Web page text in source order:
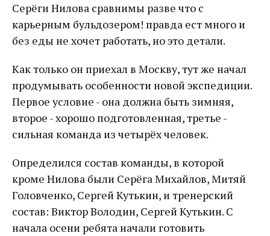
Серёги Нилова сравнимы разве что с
карьерным бульдозером! правда ест много и
без еды не хочет работать, но это детали.
Как только он приехал в Москву, тут же начал
продумывать особенности новой экспедиции.
Первое условие - она должна быть зимняя,
второе - хорошо подготовленная, третье -
сильная команда из четырёх человек.
Определился состав команды, в которой
кроме Нилова были Серёга Михайлов, Митяй
Головченко, Сергей Кутькин, и тренерский
состав: Виктор Володин, Сергей Кутькин. С
начала осени ребята начали готовить